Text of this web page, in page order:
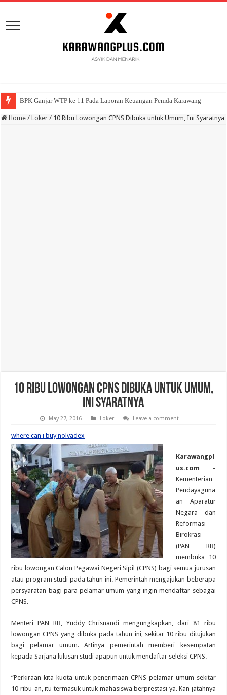
BPK Ganjar WTP ke 11 Pada Laporan Keuangan Pemda Karawang
Home / Loker / 10 Ribu Lowongan CPNS Dibuka untuk Umum, Ini Syaratnya
10 Ribu Lowongan CPNS Dibuka untuk Umum,
Ini Syaratnya
May 27, 2016 Loker Leave a comment
where can i buy nolvadex
Karawangpl
us.com –
Kementerian
Pendayaguna
an Aparatur
Negara dan
Reformasi
Birokrasi
(PAN RB)
membuka 10
ribu lowongan Calon Pegawai Negeri Sipil (CPNS) bagi semua jurusan
atau program studi pada tahun ini. Pemerintah mengajukan beberapa
persyaratan bagi para pelamar umum yang ingin mendaftar sebagai
CPNS.
Menteri PAN RB, Yuddy Chrisnandi mengungkapkan, dari 81 ribu
lowongan CPNS yang dibuka pada tahun ini, sekitar 10 ribu ditujukan
bagi pelamar umum. Artinya pemerintah memberi kesempatan
kepada Sarjana lulusan studi apapun untuk mendaftar seleksi CPNS.
“Perkiraan kita kuota untuk penerimaan CPNS pelamar umum sekitar
10 ribu-an, itu termasuk untuk mahasiswa berprestasi ya. Kan jatahnya